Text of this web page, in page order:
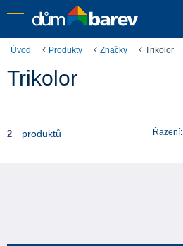
Úvod Produkty Značky Trikolor
Trikolor
2 produktů Řazení: